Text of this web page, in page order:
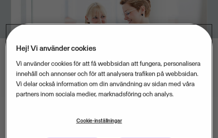
Hej! Vi använder cookies
Vi använder cookies för att få webbsidan att fungera, personalisera
innehåll och annonser och för att analysera trafiken på webbsidan.
Vi delar också information om din användning av sidan med våra
partners inom sociala medier, marknadsföring och analys.
Cookie-inställningar